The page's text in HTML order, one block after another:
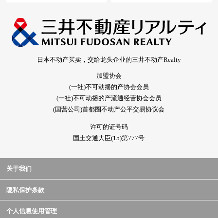
日本不动产买卖，交给龙头企业的三井不动产Realty
加盟协会
(一社)不可动摇的产协会会员
(一社)不可动摇的产流通经营协会会员
(国营公司)首都圈不动产公平交易协议会
许可的证号码
国土交通大臣(15)第777号
关于我们
隱私保护条款
个人信息使用管理